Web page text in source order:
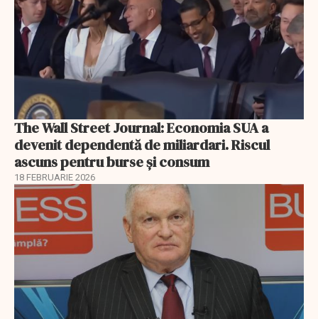
The Wall Street Journal: Economia SUA a
devenit dependentă de miliardari. Riscul
ascuns pentru burse și consum
18 FEBRUARIE 2026
EXCLUSIV